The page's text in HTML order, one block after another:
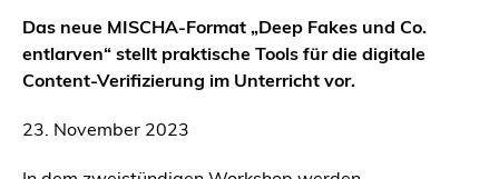
Das neue MISCHA-Format „Deep Fakes und Co.
entlarven“ stellt praktische Tools für die digitale
Content-Verifizierung im Unterricht vor.
23. November 2023